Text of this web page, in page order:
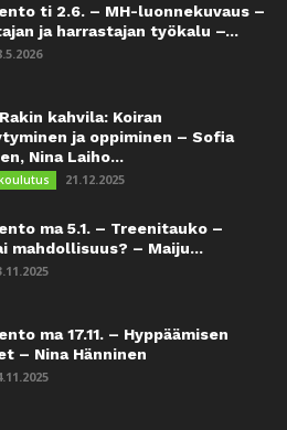
ti 2.6. – MH-luonnekuvaus –
ja harrastajan työkalu –...
kahvila: Koiran
ja oppiminen – Sofia
Nina Laiho...
21.12.2025
ma 5.1. – Treenitauko –
mahdollisuus? – Maiju...
ma 17.11. – Hyppäämisen
– Nina Hänninen